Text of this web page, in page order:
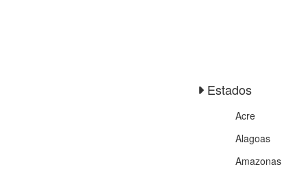
Estados
Acre
Alagoas
Amazonas